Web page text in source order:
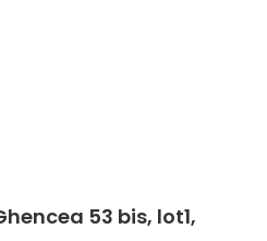
grele de
pentru
deosebita
Lucael53 bis, lot1,